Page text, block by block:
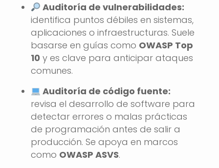
Auditoría de vulnerabilidades:
identifica puntos débiles en sistemas,
aplicaciones o infraestructuras. Suele
basarse en guías como OWASP Top
10 y es clave para anticipar ataques
comunes.
Auditoría de código fuente:
revisa el desarrollo de software para
detectar errores o malas prácticas
de programación antes de salir a
producción. Se apoya en marcos
como OWASP ASVS.